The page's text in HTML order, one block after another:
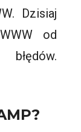
Dzisiaj
od